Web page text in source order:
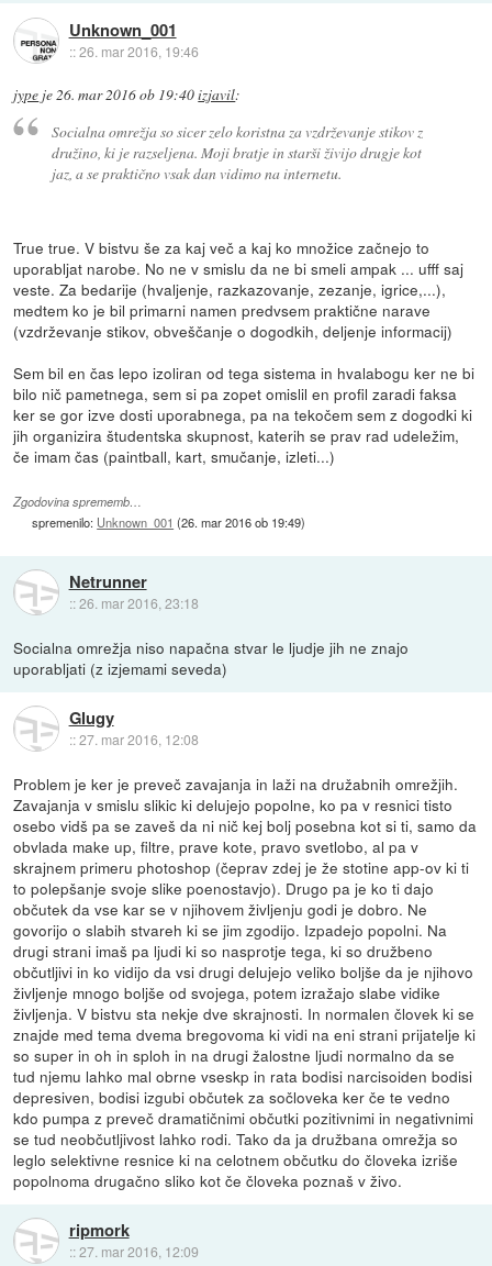
Unknown_001
::26. mar 2016, 19:46
jype je26. mar 2016 ob 19:40izjavil:
Socialna omrežja so sicer zelo koristna za vzdrževanje stikov z
družino, ki je razseljena. Moji bratje in starši živijo drugje kot
jaz, a se praktično vsak dan vidimo na internetu.
True true. V bistvu še za kaj več a kaj ko množice začnejo to
uporabljat narobe. No ne v smislu da ne bi smeli ampak ... ufff saj
veste. Za bedarije (hvaljenje, razkazovanje, zezanje, igrice,...),
medtem ko je bil primarni namen predvsem praktične narave
(vzdrževanje stikov, obveščanje o dogodkih, deljenje informacij)
Sem bil en čas lepo izoliran od tega sistema in hvalabogu ker ne bi
bilo nič pametnega, sem si pa zopet omislil en profil zaradi faksa
ker se gor izve dosti uporabnega, pa na tekočem sem z dogodki ki
jih organizira študentska skupnost, katerih se prav rad udeležim,
če imam čas (paintball, kart, smučanje, izleti...)
Zgodovina sprememb…
spremenilo: Unknown_001 (26. mar 2016 ob 19:49)
Netrunner
::26. mar 2016, 23:18
Socialna omrežja niso napačna stvar le ljudje jih ne znajo
uporabljati (z izjemami seveda)
Glugy
::27. mar 2016, 12:08
Problem je ker je preveč zavajanja in laži na družabnih omrežjih.
Zavajanja v smislu slikic ki delujejo popolne, ko pa v resnici tisto
osebo vidš pa se zaveš da ni nič kej bolj posebna kot si ti, samo da
obvlada make up, filtre, prave kote, pravo svetlobo, al pa v
skrajnem primeru photoshop (čeprav zdej je že stotine app-ov ki ti
to polepšanje svoje slike poenostavjo). Drugo pa je ko ti dajo
občutek da vse kar se v njihovem življenju godi je dobro. Ne
govorijo o slabih stvareh ki se jim zgodijo. Izpadejo popolni. Na
drugi strani imaš pa ljudi ki so nasprotje tega, ki so družbeno
občutljivi in ko vidijo da vsi drugi delujejo veliko boljše da je njihovo
življenje mnogo boljše od svojega, potem izražajo slabe vidike
življenja. V bistvu sta nekje dve skrajnosti. In normalen človek ki se
znajde med tema dvema bregovoma ki vidi na eni strani prijatelje ki
so super in oh in sploh in na drugi žalostne ljudi normalno da se
tud njemu lahko mal obrne vseskp in rata bodisi narcisoiden bodisi
depresiven, bodisi izgubi občutek za sočloveka ker če te vedno
kdo pumpa z preveč dramatičnimi občutki pozitivnimi in negativnimi
se tud neobčutljivost lahko rodi. Tako da ja družbana omrežja so
leglo selektivne resnice ki na celotnem občutku do človeka izriše
popolnoma drugačno sliko kot če človeka poznaš v živo.
ripmork
::27. mar 2016, 12:09